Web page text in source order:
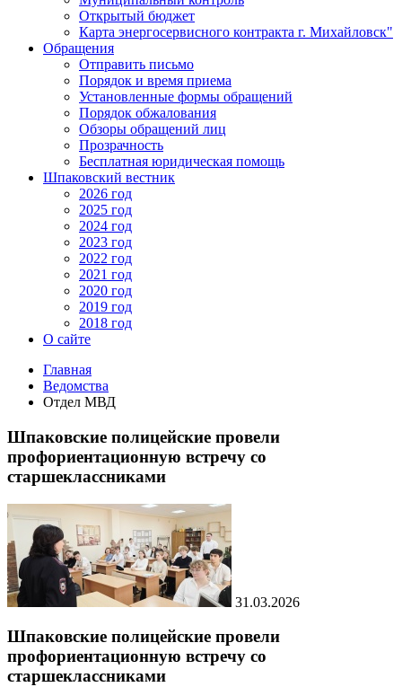
Открытый бюджет
Карта энергосервисного контракта г. Михайловск"
Обращения
Отправить письмо
Порядок и время приема
Установленные формы обращений
Порядок обжалования
Обзоры обращений лиц
Прозрачность
Бесплатная юридическая помощь
Шпаковский вестник
2026 год
2025 год
2024 год
2023 год
2022 год
2021 год
2020 год
2019 год
2018 год
О сайте
Главная
Ведомства
Отдел МВД
Шпаковские полицейские провели
профориентационную встречу со
старшеклассниками
31.03.2026
Шпаковские полицейские провели
профориентационную встречу со
старшеклассниками